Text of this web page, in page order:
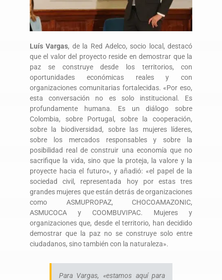
Luís Vargas, de la Red Adelco, socio local, destacó
que el valor del proyecto reside en demostrar que la
paz se construye desde los territorios, con
oportunidades económicas reales y con
organizaciones comunitarias fortalecidas. «Por eso,
esta conversación no es solo institucional. Es
profundamente humana. Es un diálogo sobre
Colombia, sobre Portugal, sobre la cooperación,
sobre la biodiversidad, sobre las mujeres líderes,
sobre los mercados responsables y sobre la
posibilidad real de construir una economía que no
sacrifique la vida, sino que la proteja, la valore y la
proyecte hacia el futuro», y añadió: «el papel de la
sociedad civil, representada hoy por estas tres
grandes mujeres que están detrás de organizaciones
como ASMUPROPAZ, CHOCOAMAZONIC,
ASMUCOCA y COOMBUVIPAC. Mujeres y
organizaciones que, desde el territorio, han decidido
demostrar que la paz no se construye solo entre
ciudadanos, sino también con la naturaleza».
Para Vargas, «estamos aquí para